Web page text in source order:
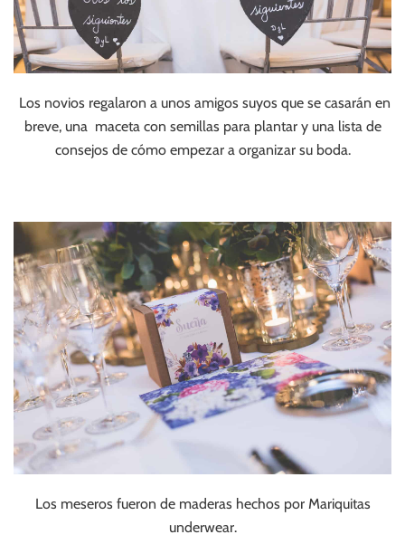
Los novios regalaron a unos amigos suyos que se casarán en
breve, una maceta con semillas para plantar y una lista de
consejos de cómo empezar a organizar su boda.
Los meseros fueron de maderas hechos por Mariquitas
underwear.